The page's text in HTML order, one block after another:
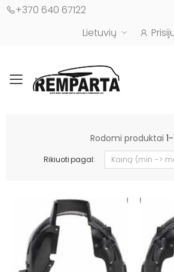
+370 640 67122
Lietuvių
Toggle mobile menu
Rodomi produktai 1-
Rikiuoti pagal: